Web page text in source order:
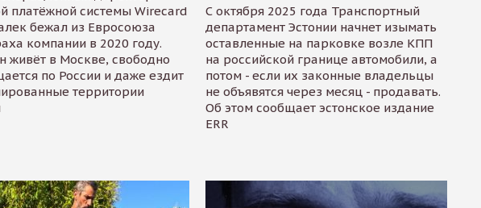
платёжной системы Wirecard
бежал из Евросоюза
компании в 2020 году.
живёт в Москве, свободно
по России и даже ездит
территории
С октября 2025 года Транспортный
департамент Эстонии начнет изымать
оставленные на парковке возле КПП
на российской границе автомобили, а
потом - если их законные владельцы
не объявятся через месяц - продавать.
Об этом сообщает эстонское издание
ERR